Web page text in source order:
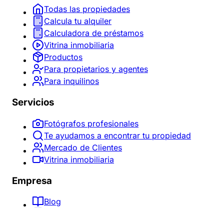
Todas las propiedades
Calcula tu alquiler
Calculadora de préstamos
Vitrina inmobiliaria
Productos
Para propietarios y agentes
Para inquilinos
Servicios
Fotógrafos profesionales
Te ayudamos a encontrar tu propiedad
Mercado de Clientes
Vitrina inmobiliaria
Empresa
Blog